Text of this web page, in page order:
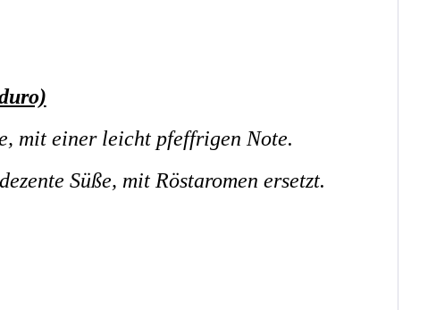
mit einer leicht pfeffrigen Note.
Süße, mit Röstaromen ersetzt.